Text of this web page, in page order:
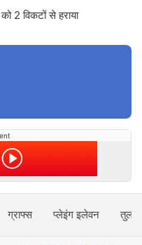
2 विकटों से हराया
ग्राफ्स प्लेइंग इलेवन तुलना